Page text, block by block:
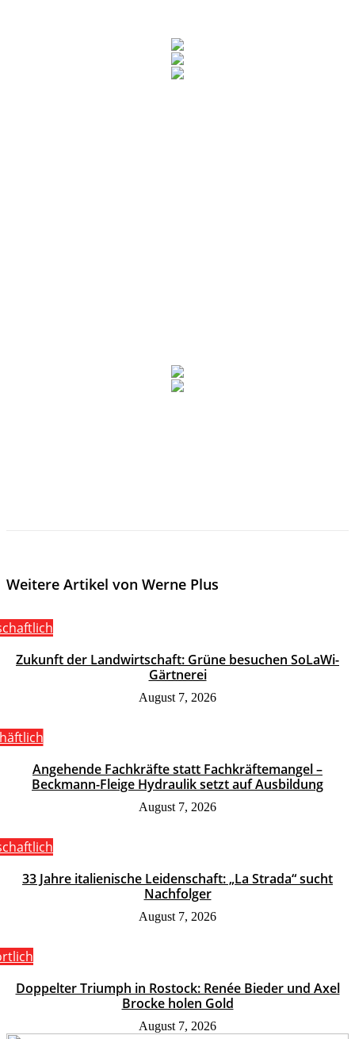
Weitere Artikel von Werne Plus
Zukunft der Landwirtschaft: Grüne besuchen SoLaWi-
Gärtnerei
August 7, 2026
Angehende Fachkräfte statt Fachkräftemangel –
Beckmann-Fleige Hydraulik setzt auf Ausbildung
August 7, 2026
33 Jahre italienische Leidenschaft: „La Strada“ sucht
Nachfolger
August 7, 2026
Doppelter Triumph in Rostock: Renée Bieder und Axel
Brocke holen Gold
August 7, 2026